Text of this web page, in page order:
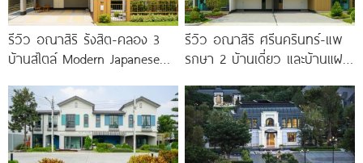
รีวิว อณาสิริ รังสิต-คลอง 3
บ้านสไตล์ Modern Japanese
รีวิว อณาสิริ ศรีนครินทร์-แพ
รกษา 2 บ้านเดี่ยว และบ้านแฝด